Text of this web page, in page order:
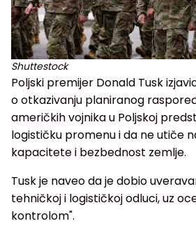
Shuttestock
Poljski premijer Donald Tusk
o otkazivanju planiranog
američkih vojnika u Poljskoj
logističku promenu i da ne utiče
kapacitete i bezbednost zemlje.
Tusk je naveo da je dobio
tehničkoj i logističkoj odluci, uz
kontrolom".